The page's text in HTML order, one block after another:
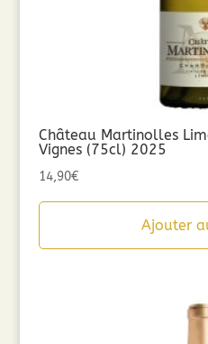
Château Martinolles
Vignes (75cl) 2025
14,90€
Ajouter